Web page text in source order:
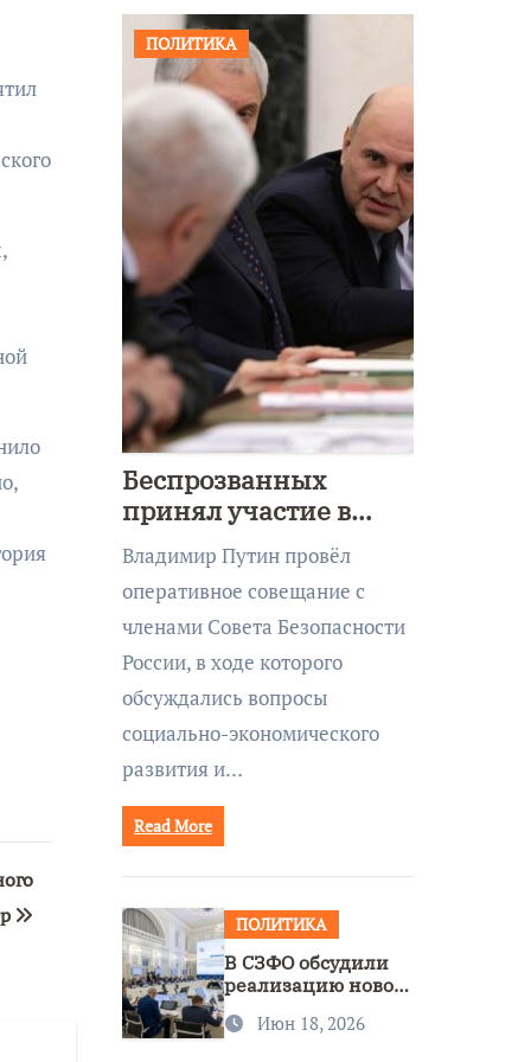
ПОЛИТИКА
Беспрозванных
принял участие в
совещании Совбеза
под руководством
Путина
Владимир Путин провёл
оперативное совещание с
членами Совета Безопасности
России, в ходе которого
обсуждались вопросы
социально-экономического
развития и…
Read More
ПОЛИТИКА
В СЗФО обсудили
реализацию новой
нацполитики
Июн 18, 2026